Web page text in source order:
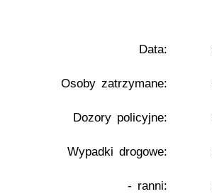
Data:
Osoby zatrzymane:
Dozory policyjne:
Wypadki drogowe:
- ranni: